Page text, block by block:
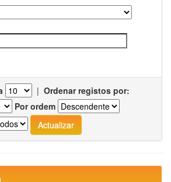
| Ordenar registos por:
Por ordem